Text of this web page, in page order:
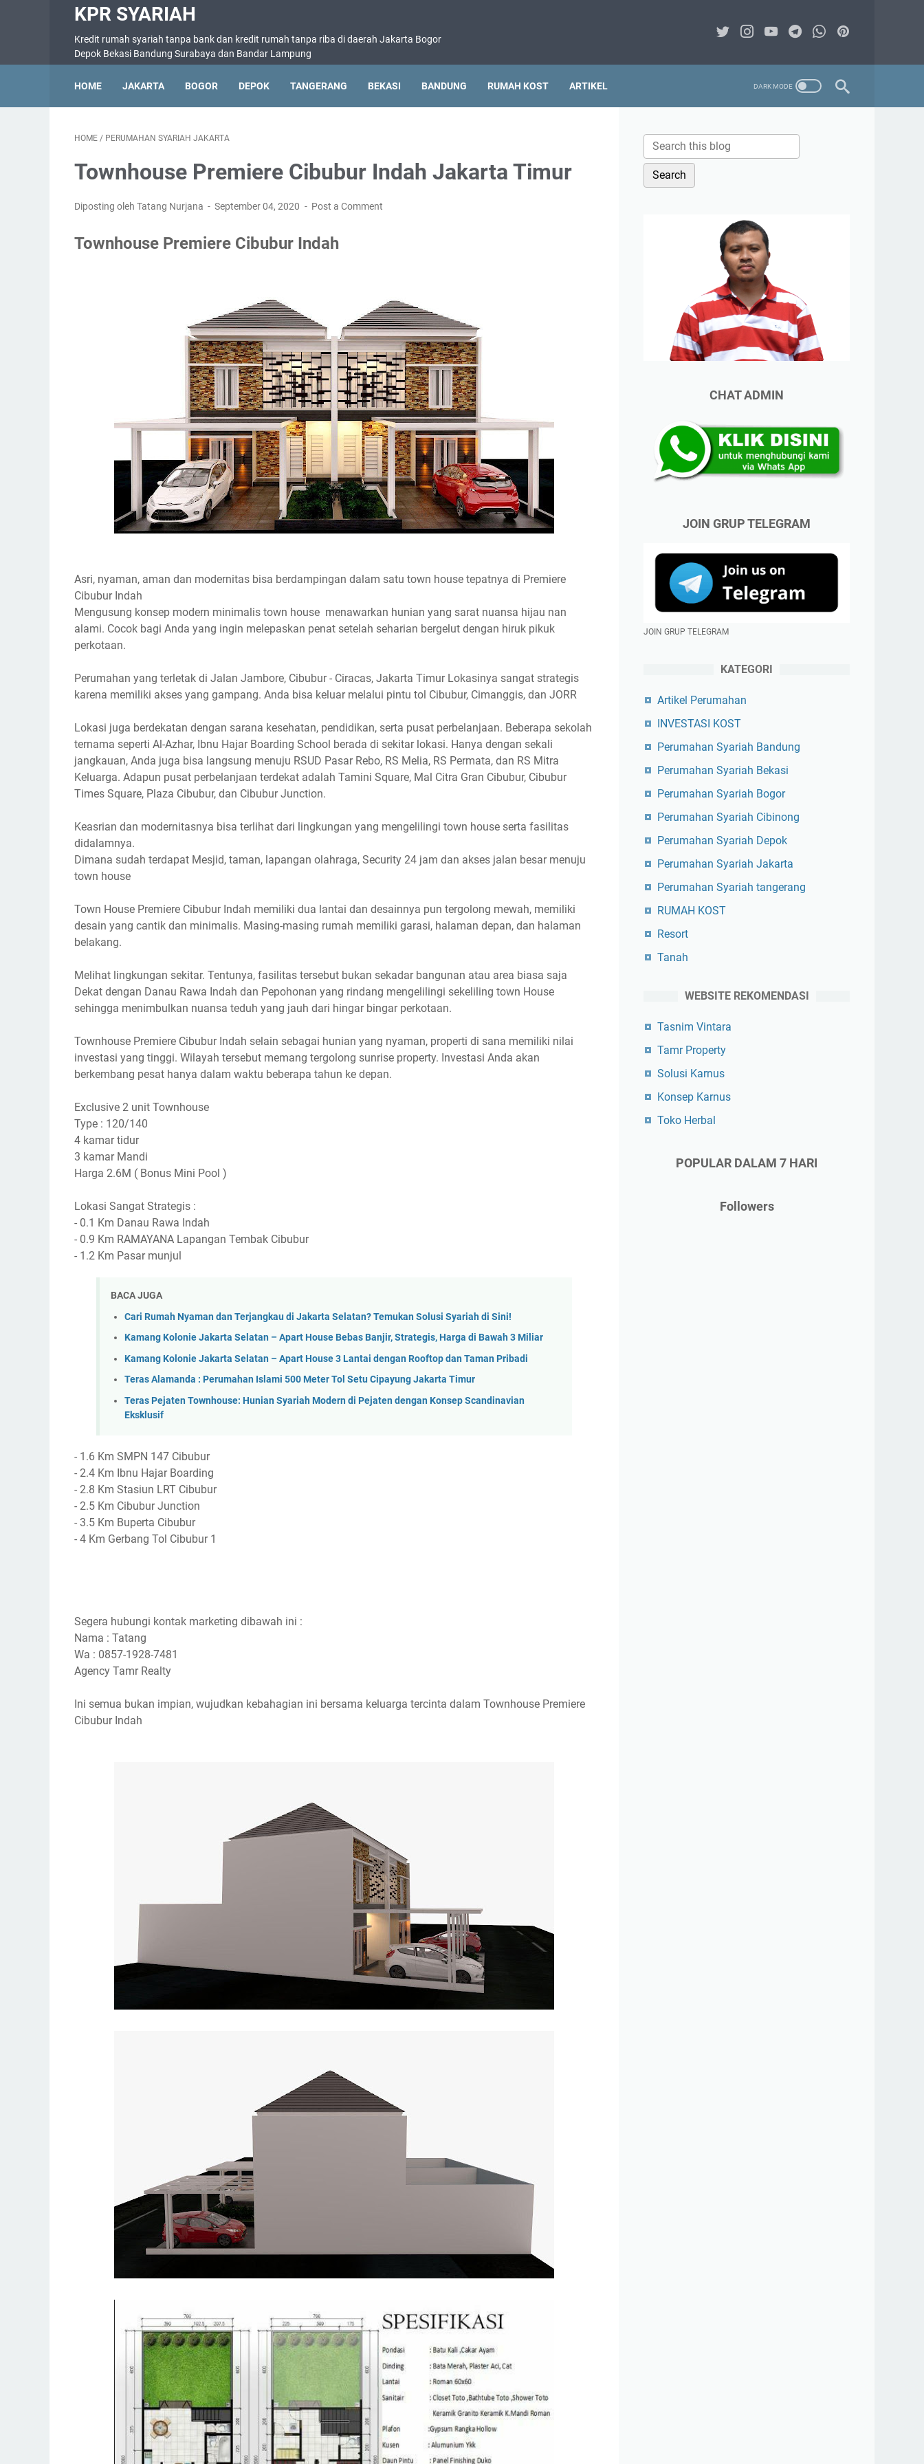
KPR SYARIAH
Kredit rumah syariah tanpa bank dan kredit rumah tanpa riba di daerah Jakarta Bogor
Depok Bekasi Bandung Surabaya dan Bandar Lampung
HOME JAKARTA BOGOR DEPOK TANGERANG BEKASI BANDUNG RUMAH KOST ARTIKEL
HOME / PERUMAHAN SYARIAH JAKARTA
Townhouse Premiere Cibubur Indah Jakarta Timur
Diposting oleh Tatang Nurjana September 04, 2020 Post a Comment
Townhouse Premiere Cibubur Indah
Asri, nyaman, aman dan modernitas bisa berdampingan dalam satu town house tepatnya di Premiere
Cibubur Indah
Mengusung konsep modern minimalis town house menawarkan hunian yang sarat nuansa hijau nan
alami. Cocok bagi Anda yang ingin melepaskan penat setelah seharian bergelut dengan hiruk pikuk
perkotaan.
Perumahan yang terletak di Jalan Jambore, Cibubur - Ciracas, Jakarta Timur Lokasinya sangat strategis
karena memiliki akses yang gampang. Anda bisa keluar melalui pintu tol Cibubur, Cimanggis, dan JORR
Lokasi juga berdekatan dengan sarana kesehatan, pendidikan, serta pusat perbelanjaan. Beberapa sekolah
ternama seperti Al-Azhar, Ibnu Hajar Boarding School berada di sekitar lokasi. Hanya dengan sekali
jangkauan, Anda juga bisa langsung menuju RSUD Pasar Rebo, RS Melia, RS Permata, dan RS Mitra
Keluarga. Adapun pusat perbelanjaan terdekat adalah Tamini Square, Mal Citra Gran Cibubur, Cibubur
Times Square, Plaza Cibubur, dan Cibubur Junction.
Keasrian dan modernitasnya bisa terlihat dari lingkungan yang mengelilingi town house serta fasilitas
didalamnya.
Dimana sudah terdapat Mesjid, taman, lapangan olahraga, Security 24 jam dan akses jalan besar menuju
town house
Town House Premiere Cibubur Indah memiliki dua lantai dan desainnya pun tergolong mewah, memiliki
desain yang cantik dan minimalis. Masing-masing rumah memiliki garasi, halaman depan, dan halaman
belakang.
Melihat lingkungan sekitar. Tentunya, fasilitas tersebut bukan sekadar bangunan atau area biasa saja
Dekat dengan Danau Rawa Indah dan Pepohonan yang rindang mengelilingi sekeliling town House
sehingga menimbulkan nuansa teduh yang jauh dari hingar bingar perkotaan.
Townhouse Premiere Cibubur Indah selain sebagai hunian yang nyaman, properti di sana memiliki nilai
investasi yang tinggi. Wilayah tersebut memang tergolong sunrise property. Investasi Anda akan
berkembang pesat hanya dalam waktu beberapa tahun ke depan.
Exclusive 2 unit Townhouse
Type : 120/140
4 kamar tidur
3 kamar Mandi
Harga 2.6M ( Bonus Mini Pool )
Lokasi Sangat Strategis :
- 0.1 Km Danau Rawa Indah
- 0.9 Km RAMAYANA Lapangan Tembak Cibubur
- 1.2 Km Pasar munjul
BACA JUGA
Cari Rumah Nyaman dan Terjangkau di Jakarta Selatan? Temukan Solusi Syariah di Sini!
Kamang Kolonie Jakarta Selatan – Apart House Bebas Banjir, Strategis, Harga di Bawah 3 Miliar
Kamang Kolonie Jakarta Selatan – Apart House 3 Lantai dengan Rooftop dan Taman Pribadi
Teras Alamanda : Perumahan Islami 500 Meter Tol Setu Cipayung Jakarta Timur
Teras Pejaten Townhouse: Hunian Syariah Modern di Pejaten dengan Konsep Scandinavian
Eksklusif
- 1.6 Km SMPN 147 Cibubur
- 2.4 Km Ibnu Hajar Boarding
- 2.8 Km Stasiun LRT Cibubur
- 2.5 Km Cibubur Junction
- 3.5 Km Buperta Cibubur
- 4 Km Gerbang Tol Cibubur 1
Segera hubungi kontak marketing dibawah ini :
Nama : Tatang
Wa : 0857-1928-7481
Agency Tamr Realty
Ini semua bukan impian, wujudkan kebahagian ini bersama keluarga tercinta dalam Townhouse Premiere
Cibubur Indah
CHAT ADMIN
JOIN GRUP TELEGRAM
JOIN GRUP TELEGRAM
KATEGORI
Artikel Perumahan
INVESTASI KOST
Perumahan Syariah Bandung
Perumahan Syariah Bekasi
Perumahan Syariah Bogor
Perumahan Syariah Cibinong
Perumahan Syariah Depok
Perumahan Syariah Jakarta
Perumahan Syariah tangerang
RUMAH KOST
Resort
Tanah
WEBSITE REKOMENDASI
Tasnim Vintara
Tamr Property
Solusi Karnus
Konsep Karnus
Toko Herbal
POPULAR DALAM 7 HARI
Followers